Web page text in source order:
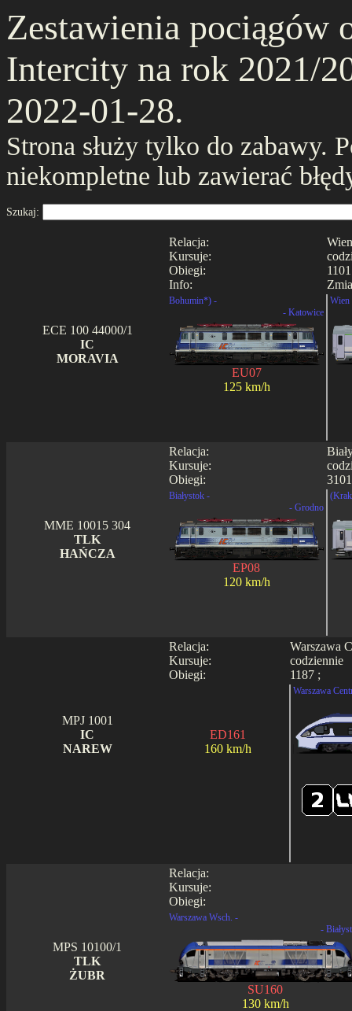
Zestawienia pociągów
Intercity na rok 2021/
2022-01-28.
Strona służy tylko do zabawy.
niekompletne lub zawierać
Szukaj:
Relacja:
Kursuje:
Obiegi:
Info:
ECE 100 44000/1
IC
MORAVIA
Bohumin*) -
- Katowice
EU07
125 km/h
Relacja:
Kursuje:
Obiegi:
MME 10015 304
TLK
HAŃCZA
Białystok -
- Grodno
EP08
120 km/h
Relacja:
Kursuje:
Obiegi:
Warszawa
codziennie
1187 ;
MPJ 1001
IC
NAREW
ED161
160 km/h
Warszawa
Relacja:
Kursuje:
Obiegi:
MPS 10100/1
TLK
ŻUBR
Warszawa Wsch. -
-
SU160
130 km/h